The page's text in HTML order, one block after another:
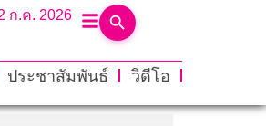
ก.ค. 2026
ประชาสัมพันธ์
วิดีโอ